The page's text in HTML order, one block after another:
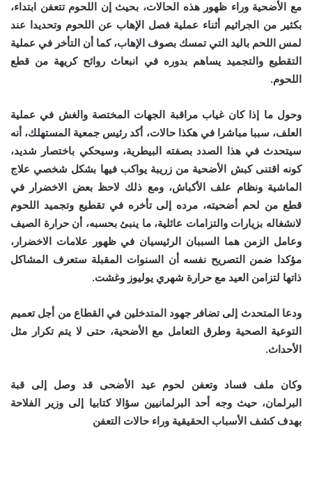
مع الأضحية وراء ظهور هذه الحالات، بحيث إن اللحوم تتعفن ابتداء،
بكثير من الجراثيم أثناء عملية فصل الإهاب عن اللحوم وتحديدا عند
لمس اللحم باليد التي تمسك بصوف الإهاب، كما أن التأخر في عملية
التقطيع والتجميد يساهم بدوره في انبعاث روائح كريهة من قطع
اللحوم.
وحول ما إذا كان غياب مراقبة الجهات المختصة والغش في عملية
العلف، سببا مباشرا في هكذا حالات، أكد رئيس جمعية المستهلك، أنه
سيتحدث في هذا الصدد بصفته البيطرية، وسيحكي باختصار شديد،
كونه اقتنى كبش الأضحية من زريبة يواكب فيها بشكل شخصي علاج
الماشية ونظام علف الأكباش، ومع ذلك لاحظ بعض الاخضرار في
قطع من لحم أضحيته، مرده إلى تأخره في تقطيع وتجميد اللحوم
لانشغاله بزيارات والتزامات عائلية، ما ينبئ بحسبه، أن حرارة الصيف
وعامل الزمن هما السببان الرئيسيان في ظهور علامات الاخضرار،
مؤكدا ضمن التصريح نفسه أن السنوات المقبلة ستعرف المشاكل
ذاتها لتزامن العيد مع حرارة شهري يوليوز وغشت.
ودعا المتحدث إلى تضافر جهود المتدخلين في القطاع من أجل تعميم
التوعية الصحية وطرق التعامل مع الأضحية، حتى لا يتم تكرار مثل
الأحداث.
وكان ملف فساد وتعفن لحوم عيد الأضحى قد وصل إلى قبة
البرلمان، حيث وجه أحد البرلمانيين سؤالا كتابيا إلى وزير الفلاحة
بهدف كشف الأسباب الحقيقية وراء حالات التعفن